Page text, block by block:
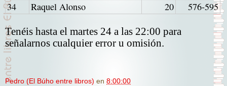
34
Raquel Alonso 20 576-595
Tenéis hasta el martes 24 a las 22:00 para
señalarnos cualquier error u omisión.
Pedro (El Búho entre libros) en 8:00:00